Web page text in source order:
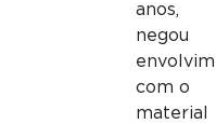
anos,
negou
com o
material